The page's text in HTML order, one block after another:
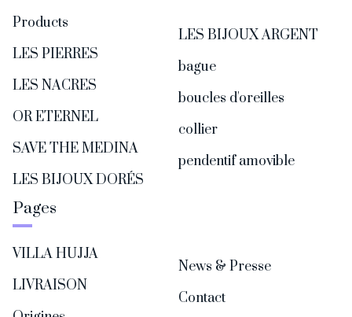
Products
LES PIERRES
LES NACRES
OR ETERNEL
SAVE THE MEDINA
LES BIJOUX DORÉS
LES BIJOUX ARGENT
bague
boucles d'oreilles
collier
pendentif amovible
Pages
VILLA HUJJA
LIVRAISON
News & Presse
Contact